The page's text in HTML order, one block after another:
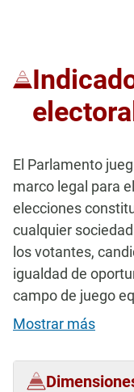
electoral
El Parlamento
marco legal para
elecciones
cualquier
los votantes,
igualdad de
campo de juego
Mostrar más